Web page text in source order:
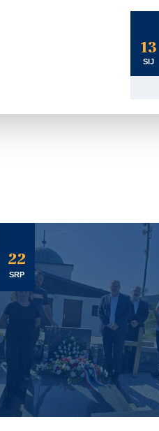
13
SIJ
22
SRP